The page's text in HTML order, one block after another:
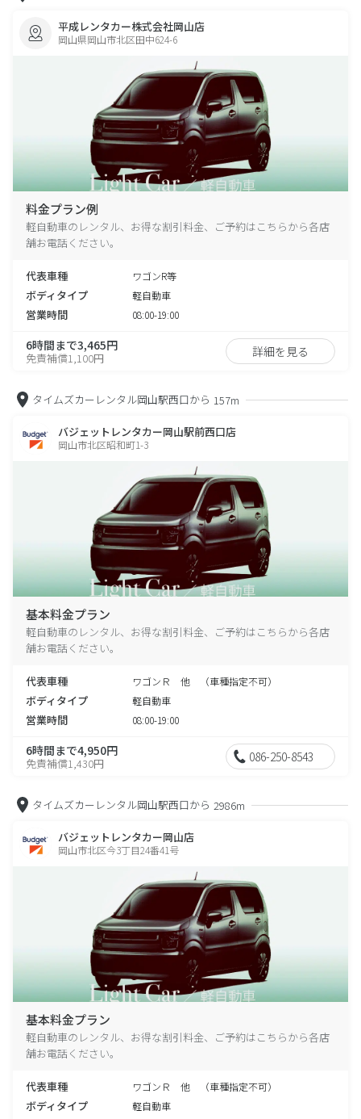
平成レンタカー株式会社岡山店
岡山県岡山市北区田中624-6
料金プラン例
軽自動車のレンタル、お得な割引料金、ご予約はこちらから各店
舗お電話ください。
代表車種 ワゴンR等
ボディタイプ 軽自動車
営業時間 08:00-19:00
6時間まで3,465円
免責補償1,100円 詳細を見る
タイムズカーレンタル岡山駅西口から 157m
バジェットレンタカー岡山駅前西口店
岡山市北区昭和町1-3
基本料金プラン
軽自動車のレンタル、お得な割引料金、ご予約はこちらから各店
舗お電話ください。
代表車種 ワゴンＲ 他 （車種指定不可）
ボディタイプ 軽自動車
営業時間 08:00-19:00
6時間まで4,950円
免責補償1,430円 086-250-8543
タイムズカーレンタル岡山駅西口から 2986m
バジェットレンタカー岡山店
岡山市北区今3丁目24番41号
基本料金プラン
軽自動車のレンタル、お得な割引料金、ご予約はこちらから各店
舗お電話ください。
代表車種 ワゴンＲ 他 （車種指定不可）
ボディタイプ 軽自動車